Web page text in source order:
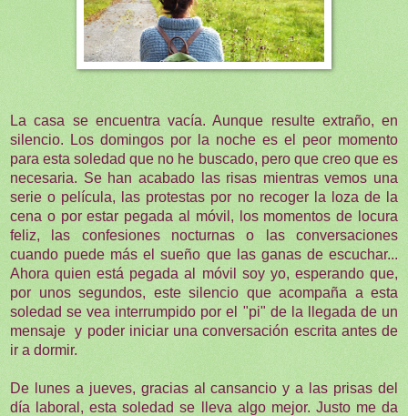
La casa se encuentra vacía. Aunque resulte extraño, en
silencio. Los domingos por la noche es el peor momento
para esta soledad que no he buscado, pero que creo que es
necesaria. Se han acabado las risas mientras vemos una
serie o película, las protestas por no recoger la loza de la
cena o por estar pegada al móvil, los momentos de locura
feliz, las confesiones nocturnas o las conversaciones
cuando puede más el sueño que las ganas de escuchar...
Ahora quien está pegada al móvil soy yo, esperando que,
por unos segundos, este silencio que acompaña a esta
soledad se vea interrumpido por el "pi" de la llegada de un
mensaje y poder iniciar una conversación escrita antes de
ir a dormir.
De lunes a jueves, gracias al cansancio y a las prisas del
día laboral, esta soledad se lleva algo mejor. Justo me da